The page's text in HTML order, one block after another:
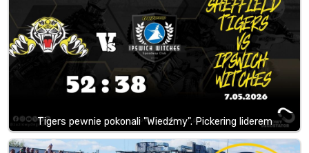
Tigers pewnie pokonali "Wiedźmy". Pickering liderem